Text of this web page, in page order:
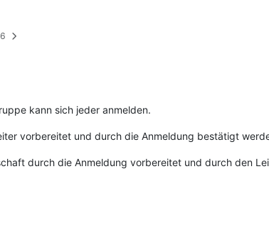
kann sich jeder anmelden.
vorbereitet und durch die Anmeldung bestätigt
durch die Anmeldung vorbereitet und durch den